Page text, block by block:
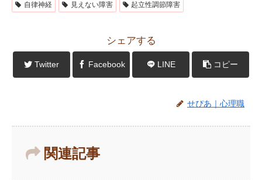
自律神経 見えない障害 起立性調節障害
シェアする
Twitter Facebook LINE コピー
せぴあ｜心理職
関連記事